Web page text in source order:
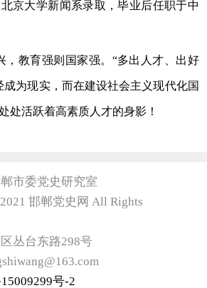
京大学新闻系录取，毕业后任职于中
，教育强则国家强。“多出人才、出好
成为现实，而在建设社会主义现代化国
处活跃着高素质人才的身影！
市委党史研究室
邯郸党史网 All Rights
丛台东路298号
号-2